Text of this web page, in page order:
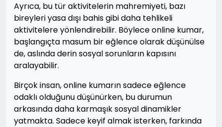
Ayrıca, bu tür aktivitelerin mahremiyeti, bazı
bireyleri yasa dışı bahis gibi daha tehlikeli
aktivitelere yönlendirebilir. Böylece online kumar,
başlangıçta masum bir eğlence olarak düşünülse
de, aslında derin sosyal sorunların kapısını
aralayabilir.
Birçok insan, online kumarın sadece eğlence
odaklı olduğunu düşünürken, bu durumun
arkasında daha karmaşık sosyal dinamikler
yatmakta. Sadece keyif almak isterken, farkında